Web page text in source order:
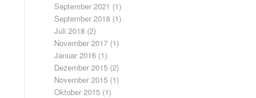
September 2021 (1)
September 2018 (1)
Juli 2018 (2)
November 2017 (1)
Januar 2016 (1)
Dezember 2015 (2)
November 2015 (1)
Oktober 2015 (1)